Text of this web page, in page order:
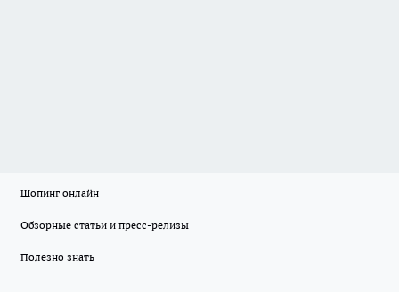
Шопинг онлайн
Обзорные статьи и пресс-релизы
Полезно знать